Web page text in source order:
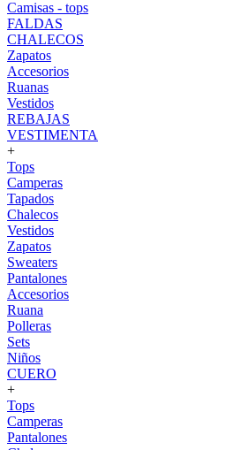
Camisas - tops
FALDAS
CHALECOS
Zapatos
Accesorios
Ruanas
Vestidos
REBAJAS
VESTIMENTA
+
Tops
Camperas
Tapados
Chalecos
Vestidos
Zapatos
Sweaters
Pantalones
Accesorios
Ruana
Polleras
Sets
Niños
CUERO
+
Tops
Camperas
Pantalones